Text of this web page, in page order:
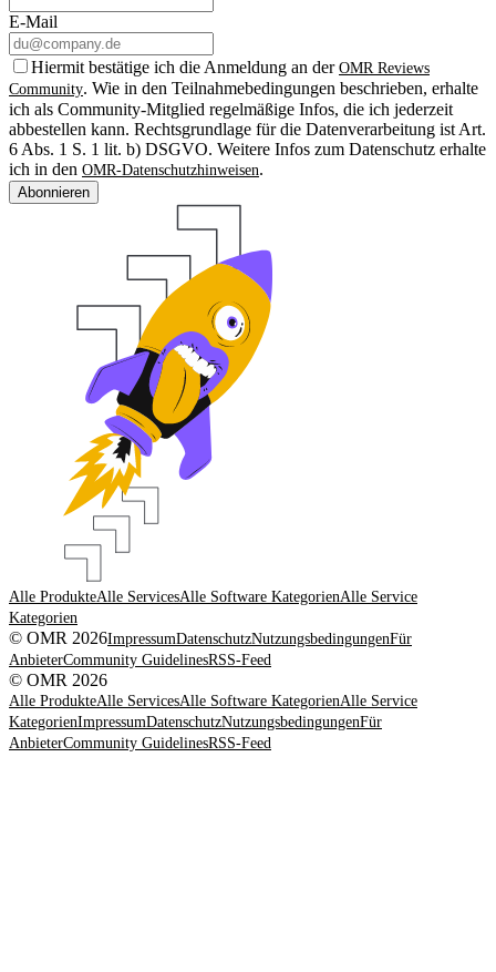
E-Mail
Hiermit bestätige ich die Anmeldung an der OMR Reviews
Community. Wie in den Teilnahmebedingungen beschrieben, erhalte
ich als Community-Mitglied regelmäßige Infos, die ich jederzeit
abbestellen kann. Rechtsgrundlage für die Datenverarbeitung ist Art.
6 Abs. 1 S. 1 lit. b) DSGVO. Weitere Infos zum Datenschutz erhalte
ich in den OMR-Datenschutzhinweisen.
Abonnieren
Alle ProdukteAlle ServicesAlle Software KategorienAlle Service
Kategorien
© OMR 2026ImpressumDatenschutzNutzungsbedingungenFür
AnbieterCommunity GuidelinesRSS-Feed
© OMR 2026
Alle ProdukteAlle ServicesAlle Software KategorienAlle Service
KategorienImpressumDatenschutzNutzungsbedingungenFür
AnbieterCommunity GuidelinesRSS-Feed